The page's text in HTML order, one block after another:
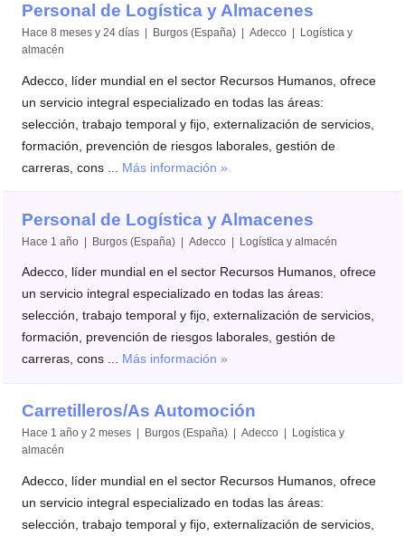
Personal de Logística y Almacenes
Hace 8 meses y 24 días | Burgos (España) | Adecco | Logística y
almacén
Adecco, líder mundial en el sector Recursos Humanos, ofrece
un servicio integral especializado en todas las áreas:
selección, trabajo temporal y fijo, externalización de servicios,
formación, prevención de riesgos laborales, gestión de
carreras, cons ... Más información »
Personal de Logística y Almacenes
Hace 1 año | Burgos (España) | Adecco | Logística y almacén
Adecco, líder mundial en el sector Recursos Humanos, ofrece
un servicio integral especializado en todas las áreas:
selección, trabajo temporal y fijo, externalización de servicios,
formación, prevención de riesgos laborales, gestión de
carreras, cons ... Más información »
Carretilleros/As Automoción
Hace 1 año y 2 meses | Burgos (España) | Adecco | Logística y
almacén
Adecco, líder mundial en el sector Recursos Humanos, ofrece
un servicio integral especializado en todas las áreas:
selección, trabajo temporal y fijo, externalización de servicios,